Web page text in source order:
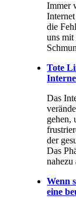
Immer
die
uns mit
Tote
Das
gehen,
der
Das
Wenn
eine